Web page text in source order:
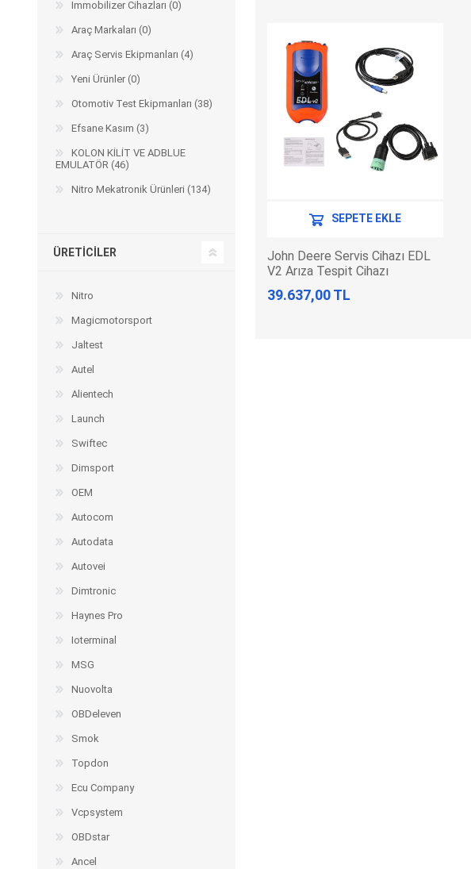
John Deere Servis Cihazı EDL
V2 Arıza Tespit Cihazı
39.637,00 TL
SEPETE EKLE
Immobilizer Cihazları (0)
Araç Markaları (0)
Araç Servis Ekipmanları (4)
Yeni Ürünler (0)
Otomotiv Test Ekipmanları (38)
Efsane Kasım (3)
KOLON KİLİT VE ADBLUE
EMULATÖR (46)
Nitro Mekatronik Ürünleri (134)
ÜRETICILER
Nitro
Magicmotorsport
Jaltest
Autel
Alientech
Launch
Swiftec
Dimsport
OEM
Autocom
Autodata
Autovei
Dimtronic
Haynes Pro
Ioterminal
MSG
Nuovolta
OBDeleven
Smok
Topdon
Ecu Company
Vcpsystem
OBDstar
Ancel